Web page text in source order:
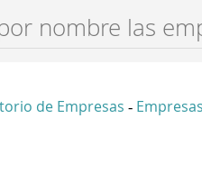
de Empresas -